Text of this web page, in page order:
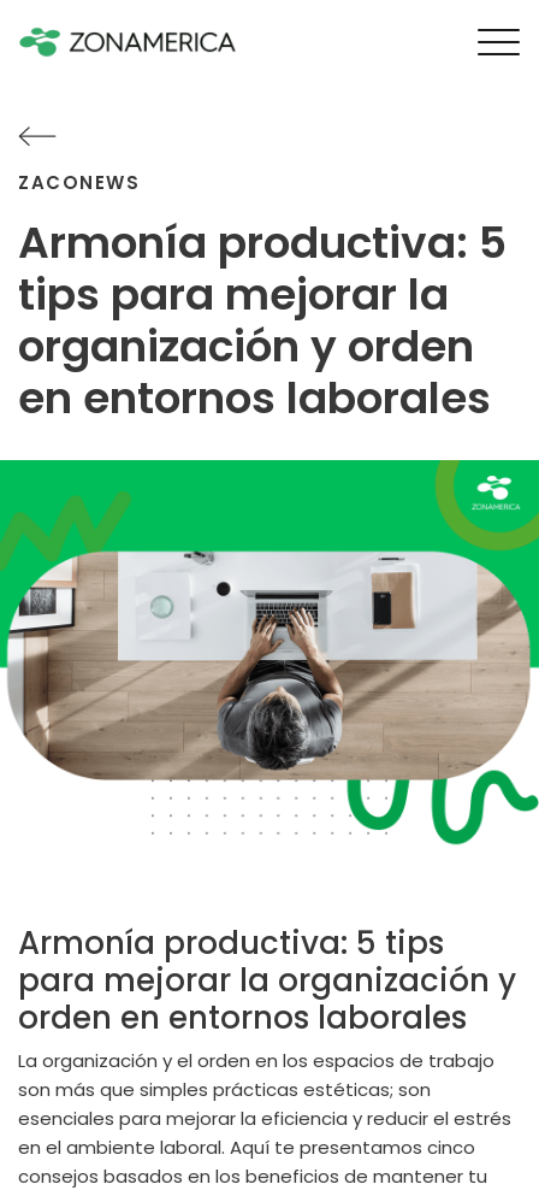
ZACONEWS
Armonía productiva: 5
tips para mejorar la
organización y orden
en entornos laborales
Armonía productiva: 5 tips
para mejorar la organización y
orden en entornos laborales
La organización y el orden en los espacios de trabajo
son más que simples prácticas estéticas; son
esenciales para mejorar la eficiencia y reducir el estrés
en el ambiente laboral. Aquí te presentamos cinco
consejos basados en los beneficios de mantener tu